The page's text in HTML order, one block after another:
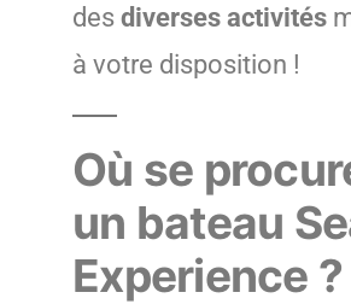
des diverses activités
à votre disposition !
Où se
un bateau
Experience ?